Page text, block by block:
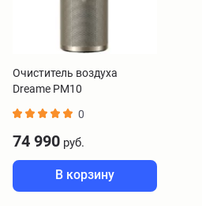
Очиститель воздуха
Dreame PM10
0
74 990 руб.
В корзину